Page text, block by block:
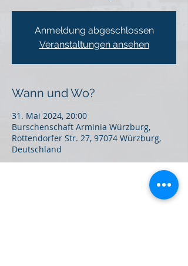
Anmeldung abgeschlossen
Veranstaltungen ansehen
Wann und Wo?
31. Mai 2024, 20:00
Burschenschaft Arminia Würzburg,
Rottendorfer Str. 27, 97074 Würzburg,
Deutschland